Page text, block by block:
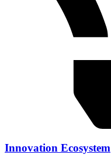
Innovation Ecosystem